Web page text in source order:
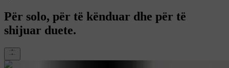
Për solo, për të kënduar dhe për të
shijuar duete.